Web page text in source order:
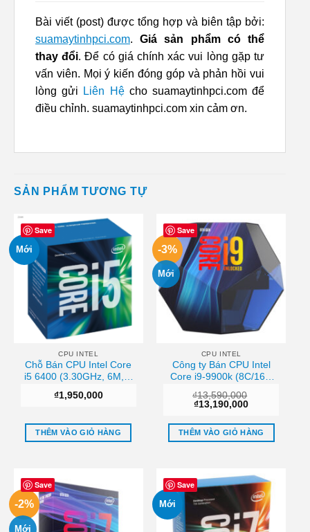
Bài viết (post) được tổng hợp và biên tập bởi:
suamaytinhpci.com.Giá sản phẩm có thể
thay đổi. Để có giá chính xác vui lòng gặp tư
vấn viên. Mọi ý kiến đóng góp và phản hồi vui
lòng gửi
Liên Hệcho suamaytinhpci.com để
điều chỉnh. suamaytinhpci.com xin cảm ơn.
SẢN PHẨM TƯƠNG TỰ
Save
Mới
CPU INTEL
Chỗ Bán CPU Intel Core
i5 6400 (3.30GHz, 6M, 4
chưa gồm Fan Giá tốt
₫1,950,000
THÊM VÀO GIỎ HÀNG
Save
-3%
Mới
CPU INTEL
Công ty Bán CPU Intel
Core i9-9900k (8C/16T,
16MB) – LGA 1151-v2
Hcm
₫13,590,000
Giá
là:
₫13,590,000.
₫13,190,000Giá
tại
là:
₫13,190,000.
THÊM VÀO GIỎ HÀNG
Save
-2%
Mới
Save
Mới